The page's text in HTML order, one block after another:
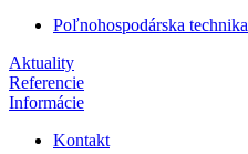
Poľnohospodárska technika
Aktuality
Referencie
Informácie
Kontakt